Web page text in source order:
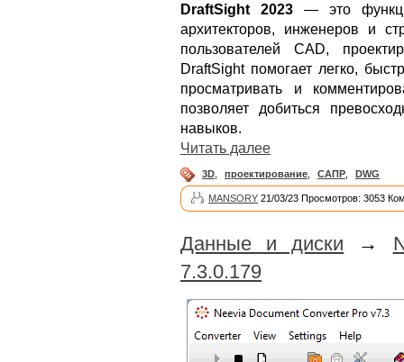
DraftSight 2023 — это
архитекторов, инженеров и
пользователей CAD,
DraftSight помогает легко,
просматривать и
позволяет добиться
навыков.
Читать далее
3D проектирование САПР DWG
MANSORY 21/03/23 Просмотров: 3053
Данные и диски →
7.3.0.179